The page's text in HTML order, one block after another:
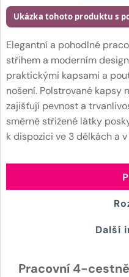
Elegantní a pohodlné
střihem a moderním
praktickými kapsami a
nošení. Polstrované kapsy
zajišťují pevnost a
směrně střižené látky
k dispozici ve 3 délkách a
Další
Pracovní 4-